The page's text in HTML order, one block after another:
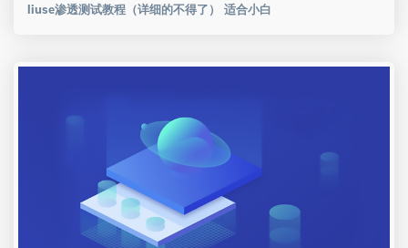
liuse渗透测试教程（详细的不得了） 适合小白